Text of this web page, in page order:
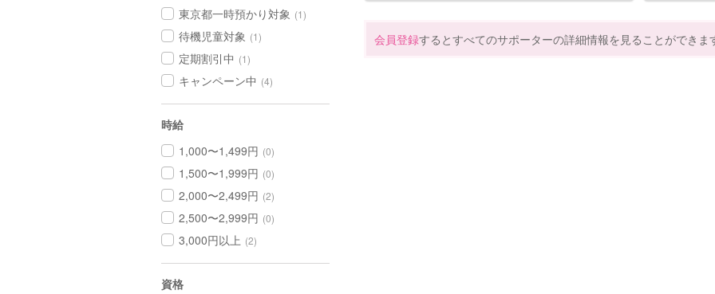
東京都一時預かり対象 (1)
待機児童対象 (1)
定期割引中 (1)
キャンペーン中 (4)
時給
1,000〜1,499円 (0)
1,500〜1,999円 (0)
2,000〜2,499円 (2)
2,500〜2,999円 (0)
3,000円以上 (2)
資格
会員登録するとすべてのサポーターの詳細情報を見ることができま